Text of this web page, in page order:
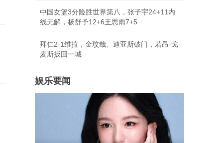
中国女篮3分险胜世界第八，张子宇24+11内
线无解，杨舒予12+6王思雨7+5
拜仁2-1维拉，金玟哉、迪亚斯破门，若昂-戈
麦斯扳回一城
娱乐要闻